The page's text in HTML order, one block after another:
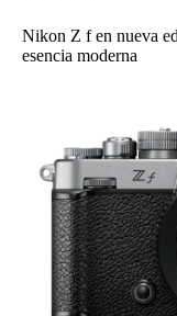
Nikon Z f en nueva
esencia moderna